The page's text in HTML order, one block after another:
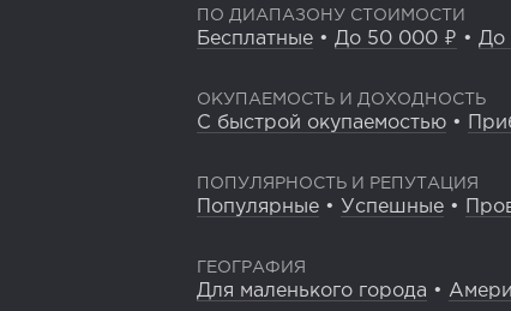
ПО ДИАПАЗОНУ СТОИМОСТИ
Бесплатные • До 50 000 ₽ • До
ОКУПАЕМОСТЬ И ДОХОДНОСТЬ
С быстрой окупаемостью •
ПОПУЛЯРНОСТЬ И РЕПУТАЦИЯ
Популярные • Успешные •
ГЕОГРАФИЯ
Для маленького города •